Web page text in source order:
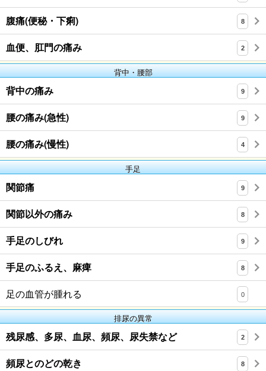
腹痛(便秘・下痢)
8
血便、肛門の痛み 2
背中・腰部
背中の痛み 9
腰の痛み(急性) 9
腰の痛み(慢性) 4
手足
関節痛 9
関節以外の痛み 8
手足のしびれ 9
手足のふるえ、麻痺 8
足の血管が腫れる 0
排尿の異常
残尿感、多尿、血尿、頻尿、尿失禁など 2
頻尿とのどの乾き 8